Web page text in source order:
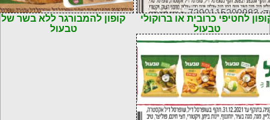
לחטיפי כרובית או ברוקולי
טבעול
קוד: 7290115209815קופון להמבורגר ללא בשר של
טבעול